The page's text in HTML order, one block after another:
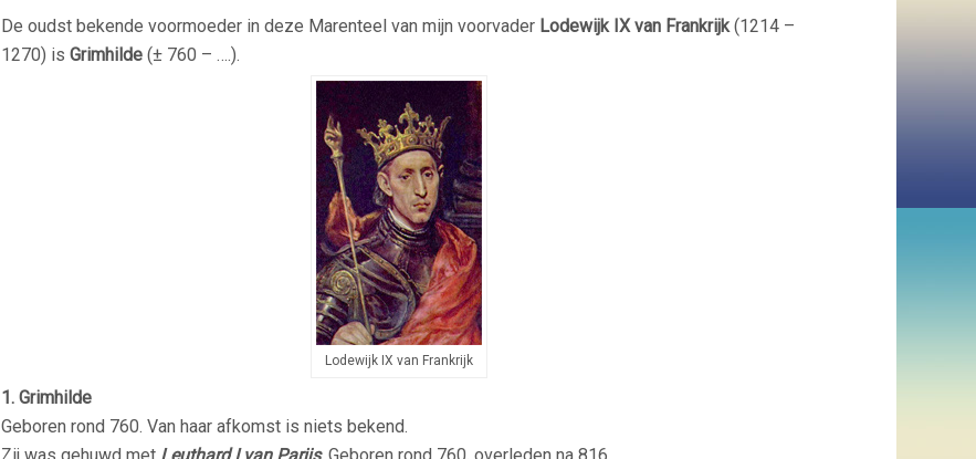
De oudst bekende voormoeder in deze Marenteel van mijn voorvader Lodewijk IX van Frankrijk(1214 –
1270) is Grimhilde (± 760 – ….).
Lodewijk IX van Frankrijk
1. Grimhilde
Geboren rond 760. Van haar afkomst is niets bekend.